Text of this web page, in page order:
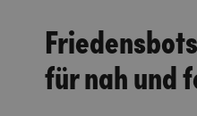
für nah und